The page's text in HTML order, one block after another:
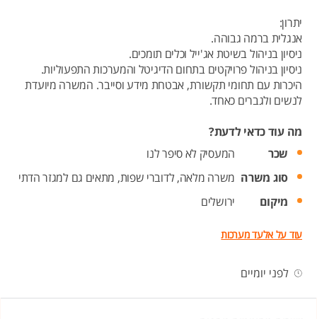
יתרון:
אנגלית ברמה גבוהה.
ניסיון בניהול בשיטת אג'ייל וכלים תומכים.
ניסיון בניהול פרויקטים בתחום הדיגיטל והמערכות התפעוליות.
היכרות עם תחומי תקשורת, אבטחת מידע וסייבר. המשרה מיועדת
לנשים ולגברים כאחד.
מה עוד כדאי לדעת?
שכר
המעסיק לא סיפר לנו
סוג משרה משרה מלאה,לדוברי שפות, מתאים גם למגזר הדתי
מיקום
ירושלים
עוד על אלעד מערכות
לפני יומיים